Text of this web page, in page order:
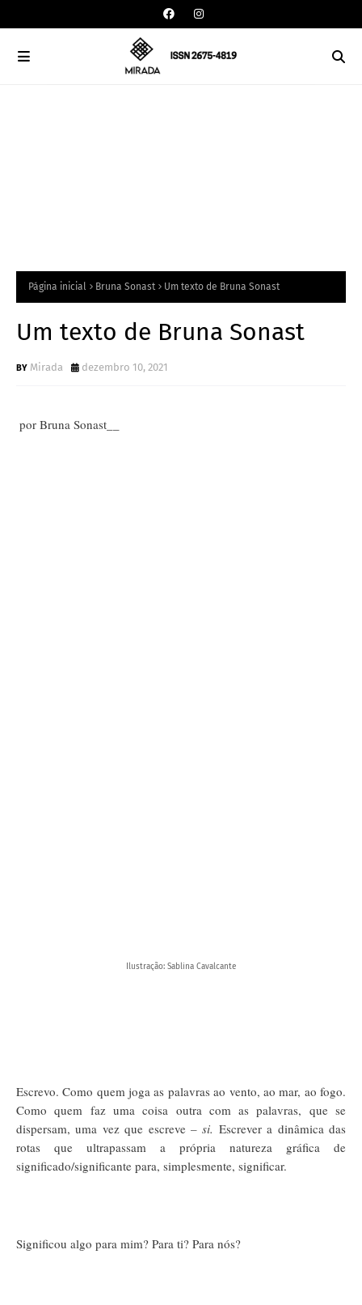
Página inicial Bruna Sonast Um texto de Bruna Sonast
Um texto de Bruna Sonast
Mirada dezembro 10, 2021
por Bruna Sonast__
Ilustração: Sablina Cavalcante
Escrevo. Como quem joga as palavras ao vento, ao mar, ao fogo.
Como quem faz uma coisa outra com as palavras, que se
dispersam, uma vez que escreve– si. Escrever a dinâmica das
rotas que ultrapassam a própria natureza gráfica de
significado/significante para, simplesmente, significar.
Significou algo para mim? Para ti? Para nós?